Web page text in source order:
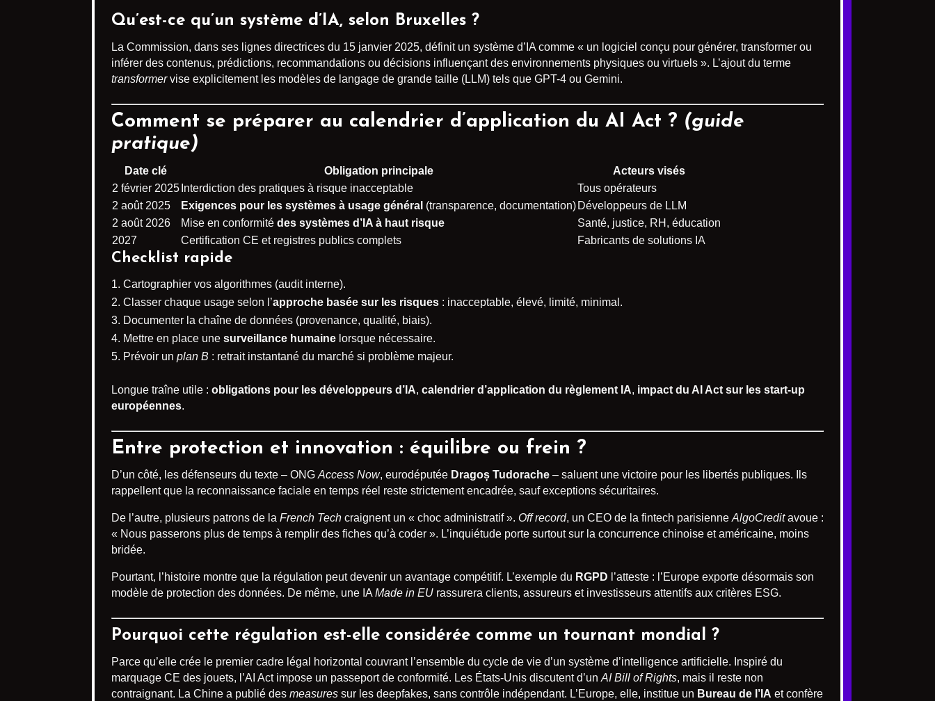
Qu’est-ce qu’un système d’IA, selon Bruxelles ?
La Commission, dans ses lignes directrices du 15 janvier 2025, définit un système d’IA comme « un logiciel conçu pour générer, transformer ou
inférer des contenus, prédictions, recommandations ou décisions influençant des environnements physiques ou virtuels ». L’ajout du terme
transformervise explicitement les modèles de langage de grande taille (LLM) tels que GPT-4 ou Gemini.
Comment se préparer au calendrier d’application du AI Act ? (guide
pratique)
Date clé Obligation principale
Acteurs visés
2 février 2025 Interdiction des pratiques à risque inacceptable
Tous opérateurs
2 août 2025
Exigences pour les systèmes à usage général (transparence, documentation) Développeurs de LLM
2 août 2026
Mise en conformité des systèmes d’IA à haut risque
Santé, justice, RH, éducation
2027
Certification CE et registres publics complets Fabricants de solutions IA
Checklist rapide
Cartographier vos algorithmes (audit interne).
Classer chaque usage selon l’approche basée sur les risques : inacceptable, élevé, limité, minimal.
Documenter la chaîne de données (provenance, qualité, biais).
Mettre en place une surveillance humaine lorsque nécessaire.
Prévoir un plan B : retrait instantané du marché si problème majeur.
Longue traîne utile : obligations pour les développeurs d’IA, calendrier d’application du règlement IA, impact du AI Act sur les start-up
européennes.
Entre protection et innovation : équilibre ou frein ?
D’un côté, les défenseurs du texte – ONG Access Now, eurodéputée Dragoș Tudorache – saluent une victoire pour les libertés publiques. Ils
rappellent que la reconnaissance faciale en temps réel reste strictement encadrée, sauf exceptions sécuritaires.
De l’autre, plusieurs patrons de la French Tech craignent un « choc administratif ». Off record, un CEO de la fintech parisienne AlgoCreditavoue :
« Nous passerons plus de temps à remplir des fiches qu’à coder ». L’inquiétude porte surtout sur la concurrence chinoise et américaine, moins
bridée.
Pourtant, l’histoire montre que la régulation peut devenir un avantage compétitif. L’exemple du RGPD l’atteste : l’Europe exporte désormais son
modèle de protection des données. De même, une IA Made in EU rassurera clients, assureurs et investisseurs attentifs aux critères ESG.
Pourquoi cette régulation est-elle considérée comme un tournant mondial ?
Parce qu’elle crée le premier cadre légal horizontal couvrant l’ensemble du cycle de vie d’un système d’intelligence artificielle. Inspiré du
marquage CE des jouets, l’AI Act impose un passeport de conformité. Les États-Unis discutent d’un AI Bill of Rights, mais il reste non
contraignant. La Chine a publié des measures sur les deepfakes, sans contrôle indépendant. L’Europe, elle, institue un Bureau de l’IA et confère